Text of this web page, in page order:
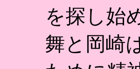
を探し始
舞と岡崎